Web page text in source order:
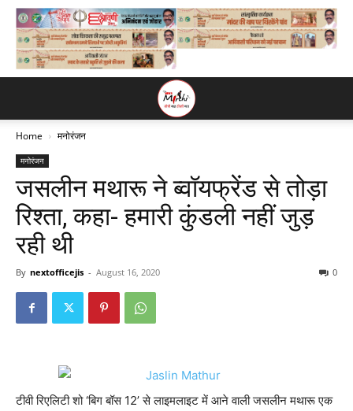
Home मनोरंजन
मनोरंजन
जसलीन मथारू ने ब्वॉयफ्रेंड से तोड़ा
रिश्ता, कहा- हमारी कुंडली नहीं जुड़
रही थी
By nextofficejis - August 16, 2020 0
टीवी रिएलिटी शो ‘बिग बॉस 12’ से लाइमलाइट में आने वाली जसलीन मथारू एक